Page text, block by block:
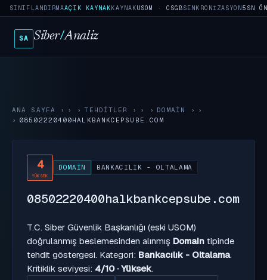
SINIFLANDIRMAAÇIK KAYNAKKAYNAKUSOM · CSGBSENKRONIZASYON5SN
SA Siber/Analiz
ANA SAYFA › TEHDITLER › DOMAIN
›
08502220400HALKBANKCEPSUBE.COM
4
YÜKSEK
DOMAIN BANKACILIK - OLTALAMA
08502220400halkbankcepsube.com
T.C. Siber Güvenlik Başkanlığı (eski USOM)
doğrulanmış beslemesinden alınmış Domain tipinde
tehdit göstergesi. Kategori: Bankacılık - Oltalama.
Kritiklik seviyesi: 4/10 · Yüksek.